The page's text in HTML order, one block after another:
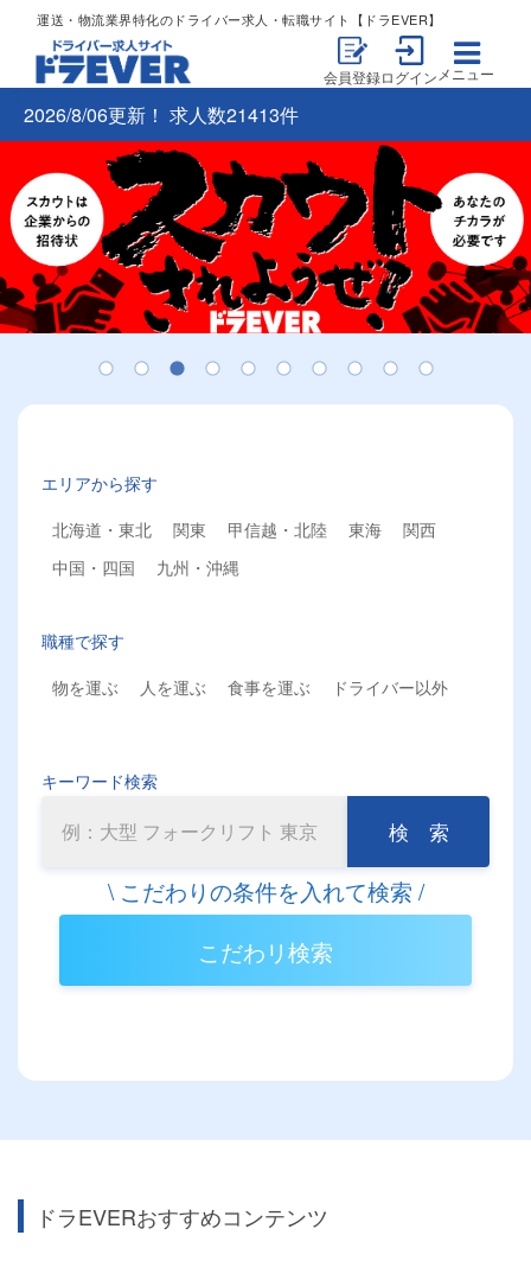
運送・物流業界特化のドライバー求人・転職サイト【ドラEVER】
会員登録ログイン メニュー
2026/8/06更新！ 求人数21413件
エリアから探す
北海道・東北
関東 甲信越・北陸 東海
関西
中国・四国
九州・沖縄
職種で探す
物を運ぶ
人を運ぶ 食事を運ぶ ドライバー以外
キーワード検索
検 索
こだわリ検索
ドラEVERおすすめコンテンツ